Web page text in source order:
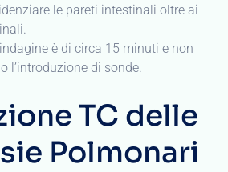
le pareti intestinali oltre ai
è di circa 15 minuti e non
l’introduzione di sonde.
TC delle
Polmonari